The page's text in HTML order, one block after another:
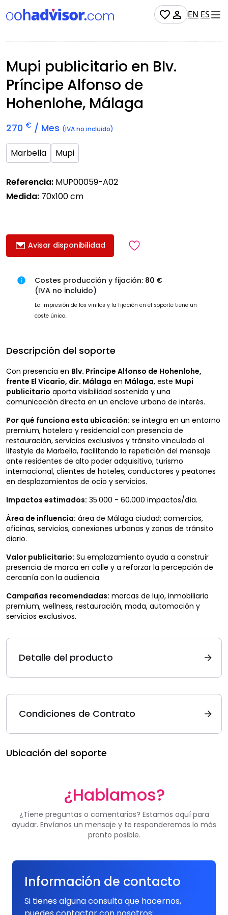
EN ES
No Disponible
Mupi publicitario en Blv.
Príncipe Alfonso de
Hohenlohe, Málaga
270 € / Mes (IVA no incluido)
Marbella Mupi
Referencia: MUP00059-A02
Medida: 70x100 cm
Avisar disponibilidad
Costes producción y fijación: 80 €
(IVA no incluido)
La impresión de los vinilos y la fijación en el soporte tiene un
coste único.
Descripción del soporte
Con presencia en Blv. Príncipe Alfonso de Hohenlohe,
frente El Vicario, dir. Málaga en Málaga, este Mupi
publicitario aporta visibilidad sostenida y una
comunicación directa en un enclave urbano de interés.
Por qué funciona esta ubicación: se integra en un entorno
premium, hotelero y residencial con presencia de
restauración, servicios exclusivos y tránsito vinculado al
lifestyle de Marbella, facilitando la repetición del mensaje
ante residentes de alto poder adquisitivo, turismo
internacional, clientes de hoteles, conductores y peatones
en desplazamientos de ocio y servicios.
Impactos estimados: 35.000 - 60.000 impactos/día.
Área de influencia: área de Málaga ciudad; comercios,
oficinas, servicios, conexiones urbanas y zonas de tránsito
diario.
Valor publicitario: Su emplazamiento ayuda a construir
presencia de marca en calle y a reforzar la percepción de
cercanía con la audiencia.
Campañas recomendadas: marcas de lujo, inmobiliaria
premium, wellness, restauración, moda, automoción y
servicios exclusivos.
Detalle del producto
Condiciones de Contrato
Ubicación del soporte
¿Hablamos?
¿Tiene preguntas o comentarios? Estamos aquí para
ayudar. Envíanos un mensaje y te responderemos lo más
pronto posible.
Información de contacto
Si tienes alguna consulta que hacernos,